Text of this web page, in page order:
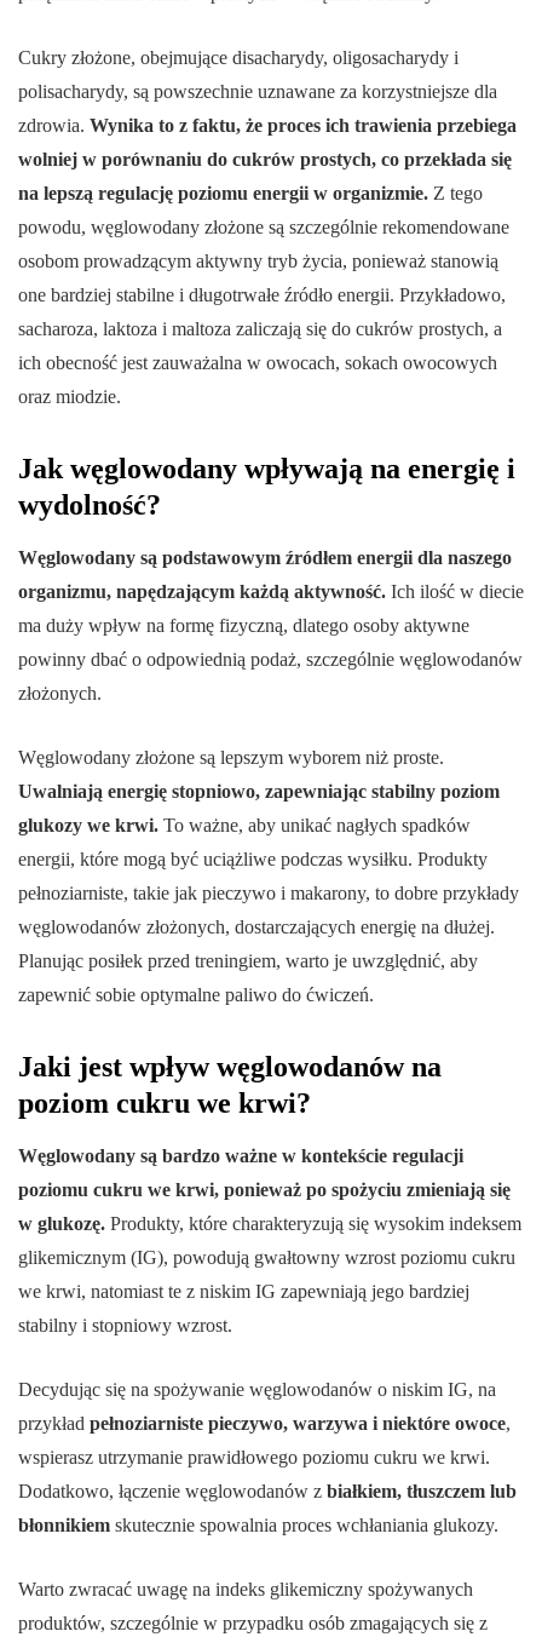
Cukry złożone, obejmujące disacharydy, oligosacharydy i
polisacharydy, są powszechnie uznawane za korzystniejsze dla
zdrowia. Wynika to z faktu, że proces ich trawienia przebiega
wolniej w porównaniu do cukrów prostych, co przekłada się
na lepszą regulację poziomu energii w organizmie. Z tego
powodu, węglowodany złożone są szczególnie rekomendowane
osobom prowadzącym aktywny tryb życia, ponieważ stanowią
one bardziej stabilne i długotrwałe źródło energii. Przykładowo,
sacharoza, laktoza i maltoza zaliczają się do cukrów prostych, a
ich obecność jest zauważalna w owocach, sokach owocowych
oraz miodzie.
Jak węglowodany wpływają na energię i
wydolność?
Węglowodany są podstawowym źródłem energii dla naszego
organizmu, napędzającym każdą aktywność. Ich ilość w diecie
ma duży wpływ na formę fizyczną, dlatego osoby aktywne
powinny dbać o odpowiednią podaż, szczególnie węglowodanów
złożonych.
Węglowodany złożone są lepszym wyborem niż proste.
Uwalniają energię stopniowo, zapewniając stabilny poziom
glukozy we krwi. To ważne, aby unikać nagłych spadków
energii, które mogą być uciążliwe podczas wysiłku. Produkty
pełnoziarniste, takie jak pieczywo i makarony, to dobre przykłady
węglowodanów złożonych, dostarczających energię na dłużej.
Planując posiłek przed treningiem, warto je uwzględnić, aby
zapewnić sobie optymalne paliwo do ćwiczeń.
Jaki jest wpływ węglowodanów na
poziom cukru we krwi?
Węglowodany są bardzo ważne w kontekście regulacji
poziomu cukru we krwi, ponieważ po spożyciu zmieniają się
w glukozę. Produkty, które charakteryzują się wysokim indeksem
glikemicznym (IG), powodują gwałtowny wzrost poziomu cukru
we krwi, natomiast te z niskim IG zapewniają jego bardziej
stabilny i stopniowy wzrost.
Decydując się na spożywanie węglowodanów o niskim IG, na
przykład pełnoziarniste pieczywo, warzywa i niektóre owoce,
wspierasz utrzymanie prawidłowego poziomu cukru we krwi.
Dodatkowo, łączenie węglowodanów z białkiem, tłuszczem lub
błonnikiem skutecznie spowalnia proces wchłaniania glukozy.
Warto zwracać uwagę na indeks glikemiczny spożywanych
produktów, szczególnie w przypadku osób zmagających się z